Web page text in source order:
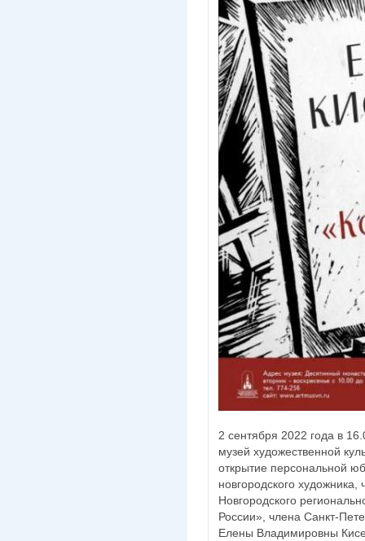
2 сентября 2022 года в
музей художественной
открытие персональной
новгородского художника,
Новгородского
России», члена Санкт-
Елены Владимировны